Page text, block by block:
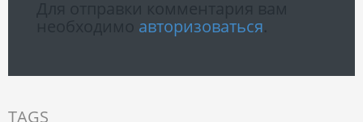
авторизоваться
TAGS